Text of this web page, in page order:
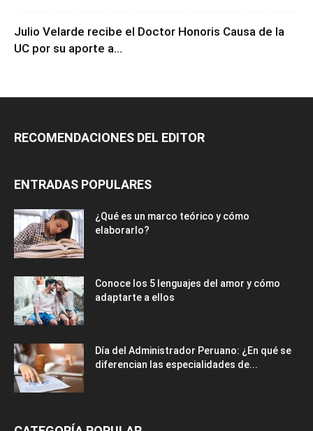
Julio Velarde recibe el Doctor Honoris Causa de la
UC por su aporte a...
RECOMENDACIONES DEL EDITOR
ENTRADAS POPULARES
¿Qué es un marco teórico y cómo
elaborarlo?
Conoce los 5 lenguajes del amor y cómo
adaptarte a ellos
Día del Administrador Peruano: ¿En qué se
diferencian las especialidades de...